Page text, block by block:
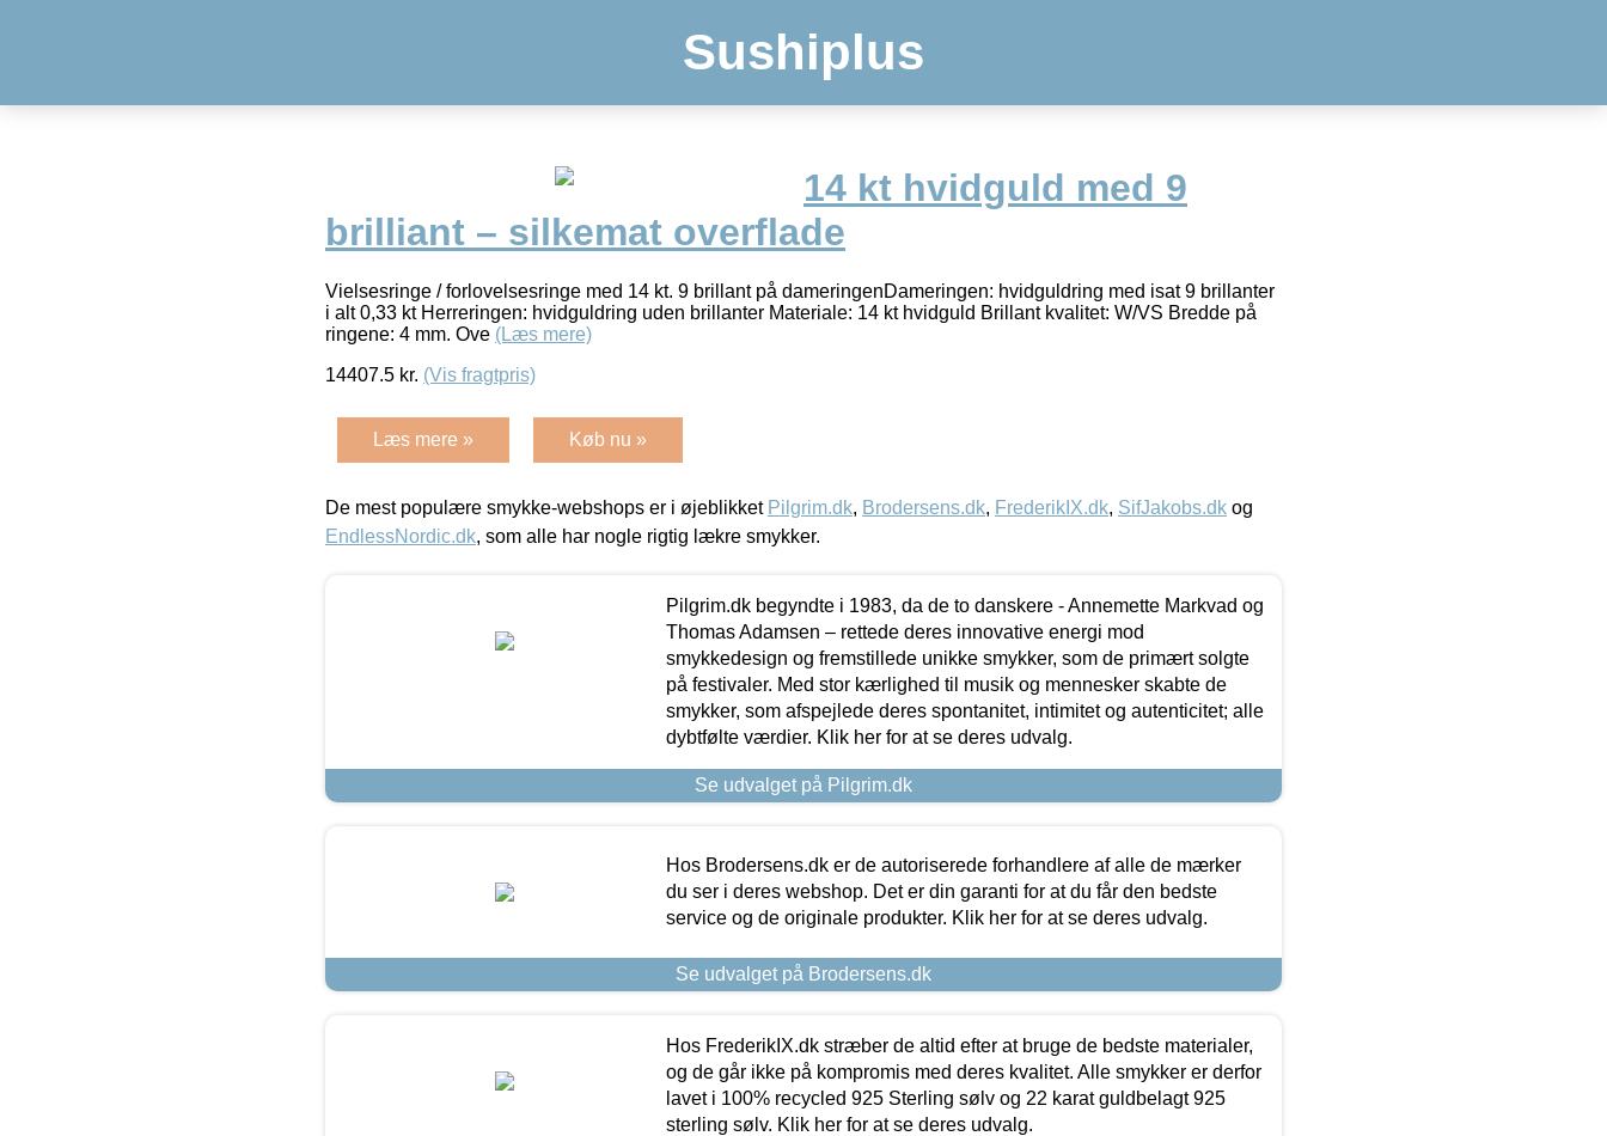
Sushiplus
14 kt hvidguld med 9
brilliant – silkemat overflade
Vielsesringe / forlovelsesringe med 14 kt. 9 brillant på dameringenDameringen: hvidguldring med isat 9 brillanter
i alt 0,33 kt Herreringen: hvidguldring uden brillanter Materiale: 14 kt hvidguld Brillant kvalitet: W/VS Bredde på
ringene: 4 mm. Ove (Læs mere)
14407.5 kr. (Vis fragtpris)
Læs mere » Køb nu »
De mest populære smykke-webshops er i øjeblikket Pilgrim.dk, Brodersens.dk, FrederikIX.dk, SifJakobs.dk og
EndlessNordic.dk, som alle har nogle rigtig lækre smykker.
Pilgrim.dk begyndte i 1983, da de to danskere - Annemette Markvad og
Thomas Adamsen – rettede deres innovative energi mod
smykkedesign og fremstillede unikke smykker, som de primært solgte
på festivaler. Med stor kærlighed til musik og mennesker skabte de
smykker, som afspejlede deres spontanitet, intimitet og autenticitet; alle
dybtfølte værdier. Klik her for at se deres udvalg.
Se udvalget på Pilgrim.dk
Hos Brodersens.dk er de autoriserede forhandlere af alle de mærker
du ser i deres webshop. Det er din garanti for at du får den bedste
service og de originale produkter. Klik her for at se deres udvalg.
Se udvalget på Brodersens.dk
Hos FrederikIX.dk stræber de altid efter at bruge de bedste materialer,
og de går ikke på kompromis med deres kvalitet. Alle smykker er derfor
lavet i 100% recycled 925 Sterling sølv og 22 karat guldbelagt 925
sterling sølv. Klik her for at se deres udvalg.